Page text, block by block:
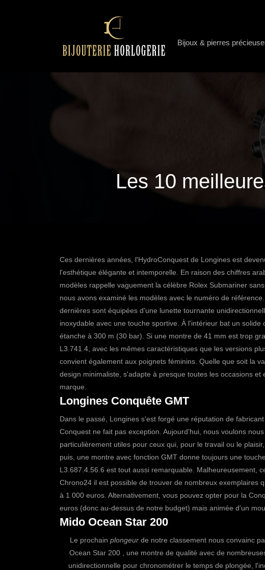
Bijoux & pierres
Les 10
Ces dernières années, l'HydroConquest de Longines est
l'esthétique élégante et intemporelle. En raison des chiffres
modèles rappelle vaguement la célèbre Rolex Submariner
nous avons examiné les modèles avec le numéro de
dernières sont équipées d'une lunette tournante
inoxydable avec une touche sportive. À l'intérieur bat un solide
étanche à 300 m (30 bar). Si une montre de 41 mm est trop
L3.741.4, avec les mêmes caractéristiques que les versions
convient également aux poignets féminins. Quelle que soit la
design minimaliste, s'adapte à presque toutes les occasions
marque.
Longines Conquête GMT
Dans le passé, Longines s'est forgé une réputation de
Conquest ne fait pas exception. Aujourd'hui, nous voulons
particulièrement utiles pour ceux qui, pour le travail ou le
puis, une montre avec fonction GMT donne toujours une
L3.687.4.56.6 est tout aussi remarquable. Malheureusement,
Chrono24 il est possible de trouver de nombreux exemplaires
à 1 000 euros. Alternativement, vous pouvez opter pour la
euros (donc au-dessus de notre budget) mais animée d'un
Mido Ocean Star 200
Le prochain plongeurde notre classement nous convainc
Ocean Star 200 , une montre de qualité avec de
unidirectionnelle pour chronométrer le temps de plongée,